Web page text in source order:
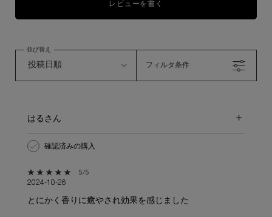
レビューを書く
並び替え
フィルタ条件
はるさん
確認済みの購入
5星中5。 5/5
2024-10-26
とにかく香りに癒やされ効果を感じました